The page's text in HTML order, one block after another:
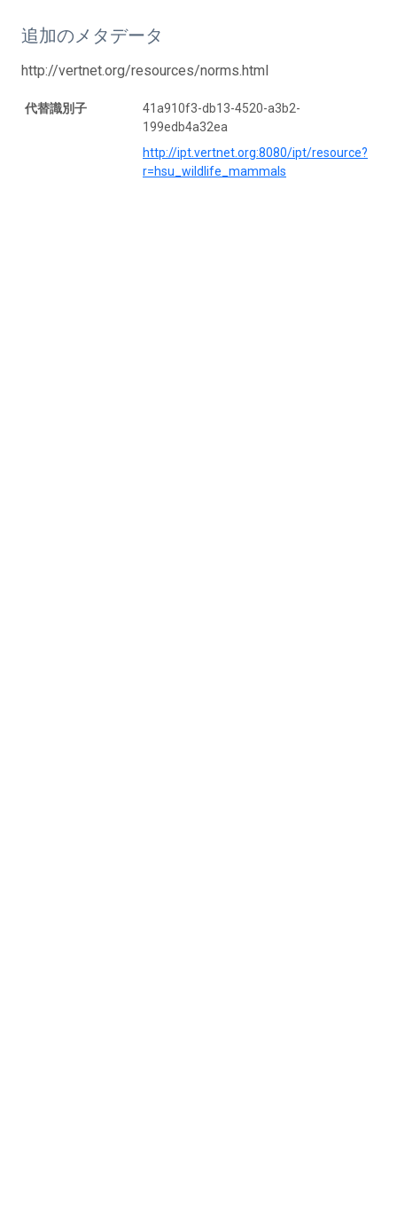
追加のメタデータ
http://vertnet.org/resources/norms.html
代替識別子
41a910f3-db13-4520-a3b2-
199edb4a32ea
http://ipt.vertnet.org:8080/ipt/resource?
r=hsu_wildlife_mammals